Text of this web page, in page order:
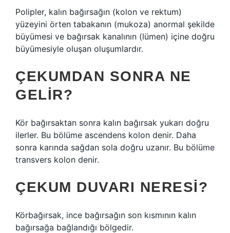
Polipler, kalın bağırsağın (kolon ve rektum)
yüzeyini örten tabakanın (mukoza) anormal şekilde
büyümesi ve bağırsak kanalının (lümen) içine doğru
büyümesiyle oluşan oluşumlardır.
ÇEKUMDAN SONRA NE
GELIR?
Kör bağırsaktan sonra kalın bağırsak yukarı doğru
ilerler. Bu bölüme ascendens kolon denir. Daha
sonra karında sağdan sola doğru uzanır. Bu bölüme
transvers kolon denir.
ÇEKUM DUVARI NERESI?
Körbağırsak, ince bağırsağın son kısmının kalın
bağırsağa bağlandığı bölgedir.